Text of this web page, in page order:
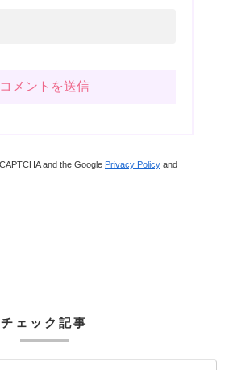
and the Google Privacy Policy and
チェック記事